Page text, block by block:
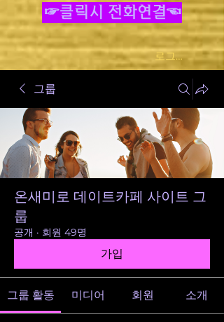
☞클릭시 전화연결☜
로그인
그룹
온새미로 데이트카페 사이트 그
룹
공개 · 회원 49명
가입
그룹 활동 미디어 회원 소개